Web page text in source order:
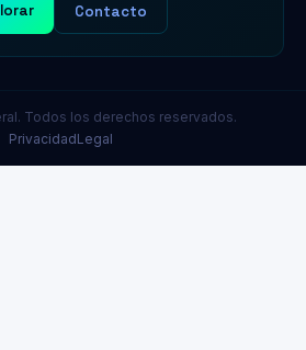
Contacto
Todos los derechos reservados.
PrivacidadLegal